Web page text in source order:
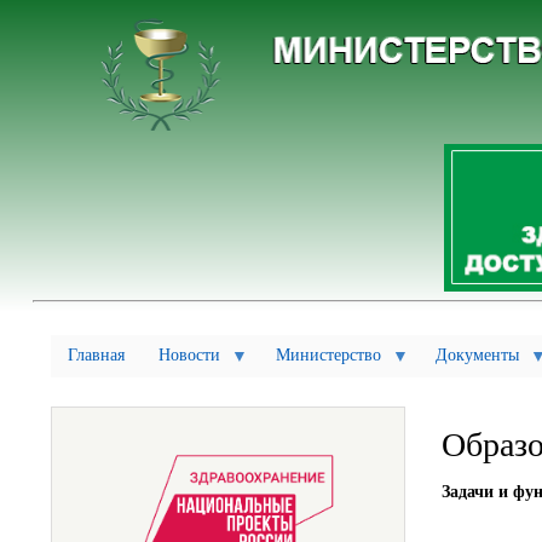
Главная Новости Министерство Документы
Задачи и